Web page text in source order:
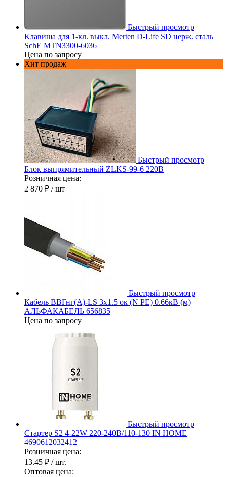
Быстрый просмотр
Клавиша для 1-кл. выкл. Merten D-Life SD нерж. сталь
SchE MTN3300-6036
Цена по запросу
Хит продаж
Быстрый просмотр
Блок выпрямительный ZLKS-99-6 220В
Розничная цена:
2 870 ₽ / шт
Быстрый просмотр
Кабель ВВГнг(А)-LS 3х1.5 ок (N PE) 0.66кВ (м)
АЛЬФАКАБЕЛЬ 656835
Цена по запросу
Быстрый просмотр
Стартер S2 4-22W 220-240В/110-130 IN HOME
4690612032412
Розничная цена:
13.45 ₽ / шт.
Оптовая цена: